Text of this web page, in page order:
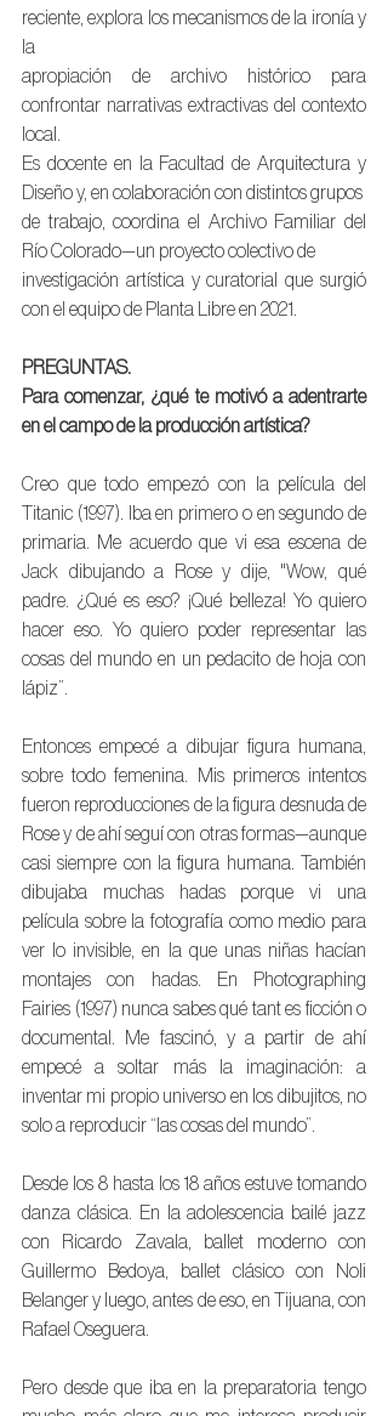
reciente, explora los mecanismos de la ironía y
la
apropiación de archivo histórico para
confrontar narrativas extractivas del contexto
local.
Es docente en la Facultad de Arquitectura y
Diseño y, en colaboración con distintos grupos
de trabajo, coordina el Archivo Familiar del
Río Colorado—un proyecto colectivo de
investigación artística y curatorial que surgió
con el equipo de Planta Libre en 2021.
PREGUNTAS.
Para comenzar, ¿qué te motivó a adentrarte
en el campo de la producción artística?
Creo que todo empezó con la película del
Titanic (1997). Iba en primero o en segundo de
primaria. Me acuerdo que vi esa escena de
Jack dibujando a Rose y dije, "Wow, qué
padre. ¿Qué es eso? ¡Qué belleza! Yo quiero
hacer eso. Yo quiero poder representar las
cosas del mundo en un pedacito de hoja con
lápiz”.
Entonces empecé a dibujar figura humana,
sobre todo femenina. Mis primeros intentos
fueron reproducciones de la figura desnuda de
Rose y de ahí seguí con otras formas—aunque
casi siempre con la figura humana. También
dibujaba muchas hadas porque vi una
película sobre la fotografía como medio para
ver lo invisible, en la que unas niñas hacían
montajes con hadas. En Photographing
Fairies (1997) nunca sabes qué tant es ficción o
documental. Me fascinó, y a partir de ahí
empecé a soltar más la imaginación: a
inventar mi propio universo en los dibujitos, no
solo a reproducir “las cosas del mundo”.
Desde los 8 hasta los 18 años estuve tomando
danza clásica. En la adolescencia bailé jazz
con Ricardo Zavala, ballet moderno con
Guillermo Bedoya, ballet clásico con Noli
Belanger y luego, antes de eso, en Tijuana, con
Rafael Oseguera.
Pero desde que iba en la preparatoria tengo